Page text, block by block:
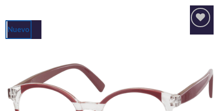
Nuevo
Añadir
deseos